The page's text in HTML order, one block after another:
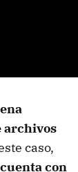
archivos
caso,
cuenta con